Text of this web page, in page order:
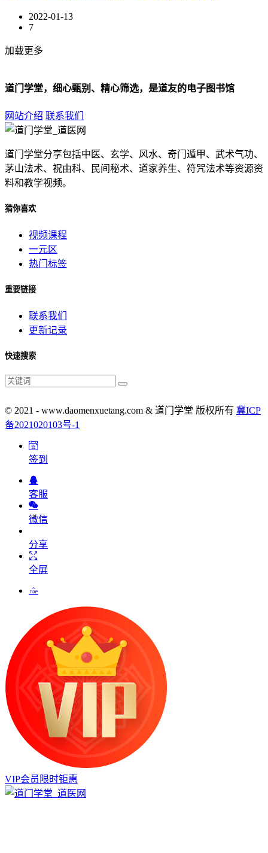
2022-01-13
7
加载更多
道门学堂，细心甄别、精心筛选，是道友的电子图书馆
网站介绍 联系我们
道门学堂分享包括中医、玄学、风水、奇门遁甲、武术气功、
茅山法术、祝由科、民间秘术、道家养生、符咒法术等资源资
料和教学视频。
猜你喜欢
视频课程
一元区
热门标签
重要链接
联系我们
更新记录
快速搜索
© 2021 - www.daomenxuetang.com & 道门学堂 版权所有 冀ICP
备2021020103号-1
签到
客服
微信
分享
全屏
VIP会员限时钜惠